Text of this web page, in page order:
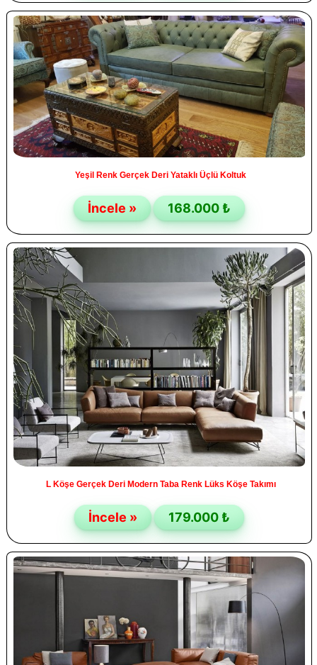
Yeşil Renk Gerçek Deri Yataklı Üçlü Koltuk
İncele » 168.000 ₺
L Köşe Gerçek Deri Modern Taba Renk Lüks Köşe Takımı
İncele » 179.000 ₺